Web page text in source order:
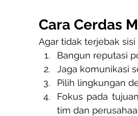
Cara Cerdas
Agar tidak terjebak
Bangun reputasi
Jaga komunikasi
Pilih lingkungan
Fokus pada
tim dan